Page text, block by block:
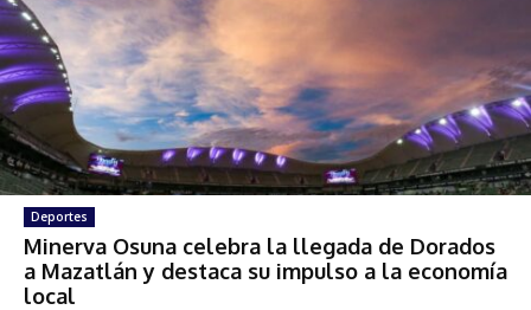
Deportes
Minerva Osuna celebra la llegada de Dorados
a Mazatlán y destaca su impulso a la economía
local